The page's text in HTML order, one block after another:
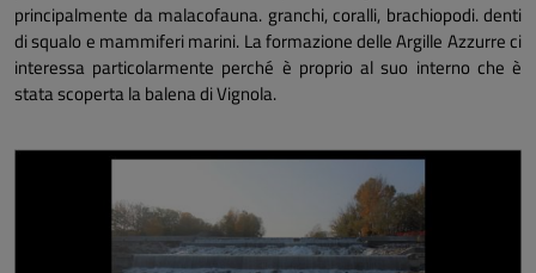
principalmente da malacofauna. granchi, coralli, brachiopodi. denti
di squalo e mammiferi marini. La formazione delle Argille Azzurre ci
interessa particolarmente perché è proprio al suo interno che è
stata scoperta la balena di Vignola.